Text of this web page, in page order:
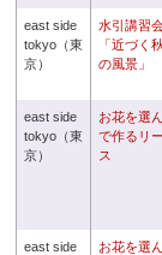
east side
tokyo（東
京）
水引講習
「近づく秋
の風景」
east side
tokyo（東
京）
お花を選ん
で作るリー
ス
east side
お花を選ん